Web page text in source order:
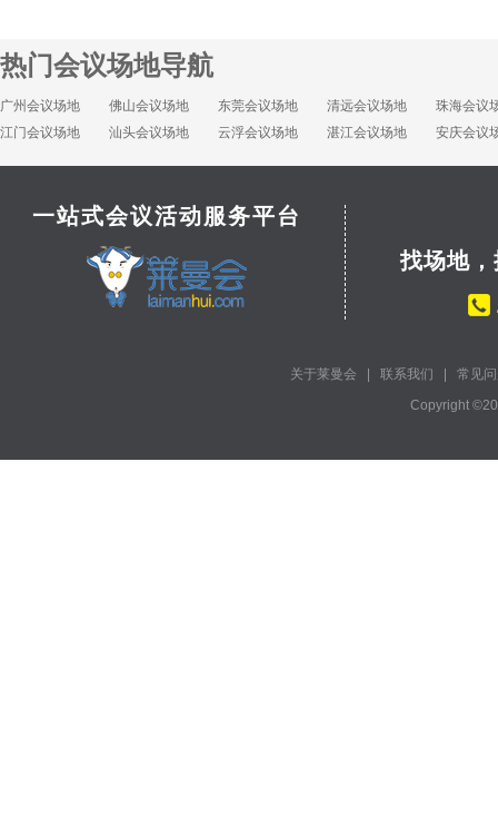
热门会议场地导航
广州会议场地 佛山会议场地 东莞会议场地 清远会议场地
珠海会议
江门会议场地
汕头会议场地 云浮会议场地 湛江会议场地 安庆会议
一站式会议活动服务平台
找场地
关于莱曼会 联系我们
常见
Copyright